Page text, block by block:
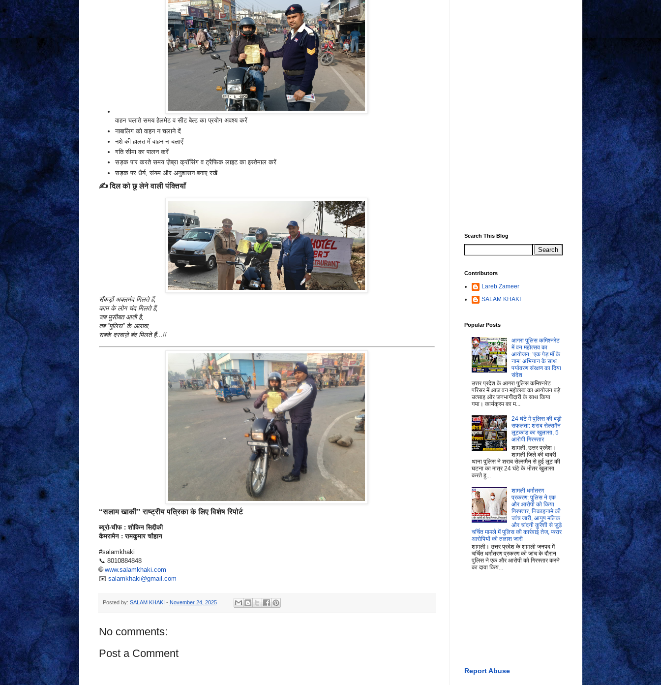
वाहन चलाते समय हेलमेट व सीट बेल्ट का प्रयोग अवश्य करें
नाबालिग को वाहन न चलाने दें
नशे की हालत में वाहन न चलाएँ
गति सीमा का पालन करें
सड़क पार करते समय ज़ेब्रा क्रॉसिंग व ट्रैफिक लाइट का इस्तेमाल करें
सड़क पर धैर्य, संयम और अनुशासन बनाए रखें
✍️दिल को छू लेने वाली पंक्तियाँ
सैंकड़ों अक्लमंद मिलते हैं,
काम के लोग चंद मिलते हैं,
जब मुसीबत आती है,
तब “पुलिस” के अलावा,
सबके दरवाज़े बंद मिलते हैं…!!
“सलाम खाकी” राष्ट्रीय पत्रिका के लिए विशेष रिपोर्ट
ब्यूरो-चीफ : शौकिन सिद्दीकी
कैमरामैन : रामकुमार चौहान
#salamkhaki
📞 8010884848
🌐www.salamkhaki.com
✉️ salamkhaki@gmail.com
Posted by: SALAM KHAKI - November 24, 2025
No comments:
Post a Comment
Search This Blog
Contributors
Lareb Zameer
SALAM KHAKI
Popular Posts
आगरा पुलिस कमिश्नरेट
में वन महोत्सव का
आयोजन: ‘एक पेड़ माँ के
नाम’ अभियान के साथ
पर्यावरण संरक्षण का दिया
संदेश
उत्तर प्रदेश के आगरा पुलिस कमिश्नरेट
परिसर में आज वन महोत्सव का आयोजन बड़े
उत्साह और जनभागीदारी के साथ किया
गया। कार्यक्रम का म...
24 घंटे में पुलिस की बड़ी
सफलता: शराब सेल्समैन
लूटकांड का खुलासा, 5
आरोपी गिरफ्तार
शामली, उत्तर प्रदेश।
शामली जिले की बाबरी
थाना पुलिस ने शराब सेल्समैन से हुई लूट की
घटना का मात्र 24 घंटे के भीतर खुलासा
करते हु...
शामली धर्मांतरण
प्रकरण: पुलिस ने एक
और आरोपी को किया
गिरफ्तार, निकाहनामे की
जांच जारी, आयुष मलिक
और चांदनी कुरैशी से जुड़े
चर्चित मामले में पुलिस की कार्रवाई तेज, फरार
आरोपियों की तलाश जारी
शामली। उत्तर प्रदेश के शामली जनपद में
चर्चित धर्मांतरण प्रकरण की जांच के दौरान
पुलिस ने एक और आरोपी को गिरफ्तार करने
का दावा किय...
Report Abuse